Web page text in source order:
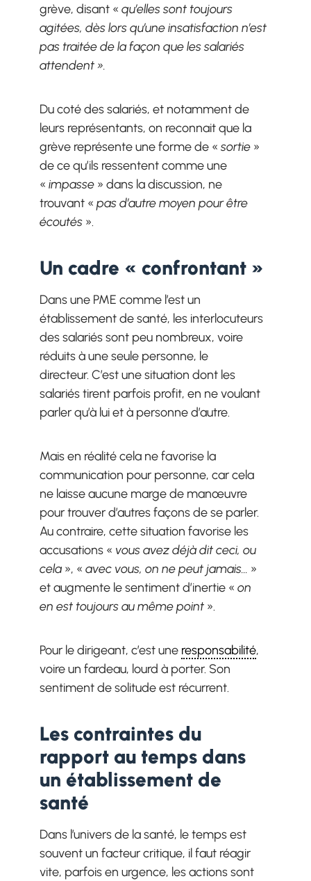
grève, disant «qu’elles sont toujours
agitées, dès lors qu’une insatisfaction n’est
pas traitée de la façon que les salariés
attendent ».
Du coté des salariés, et notamment de
leurs représentants, on reconnait que la
grève représente une forme de «sortie »
de ce qu’ils ressentent comme une
«impasse » dans la discussion, ne
trouvant «pas d’autre moyen pour être
écoutés ».
Un cadre « confrontant »
Dans une PME comme l’est un
établissement de santé, les interlocuteurs
des salariés sont peu nombreux, voire
réduits à une seule personne, le
directeur. C’est une situation dont les
salariés tirent parfois profit, en ne voulant
parler qu’à lui et à personne d’autre.
Mais en réalité cela ne favorise la
communication pour personne, car cela
ne laisse aucune marge de manœuvre
pour trouver d’autres façons de se parler.
Au contraire, cette situation favorise les
accusations « vous avez déjà dit ceci, ou
cela », «avec vous, on ne peut jamais… »
et augmente le sentiment d’inertie «on
en est toujours au même point ».
Pour le dirigeant, c’est une responsabilité,
voire un fardeau, lourd à porter. Son
sentiment de solitude est récurrent.
Les contraintes du
rapport au temps dans
un établissement de
santé
Dans l’univers de la santé, le temps est
souvent un facteur critique, il faut réagir
vite, parfois en urgence, les actions sont